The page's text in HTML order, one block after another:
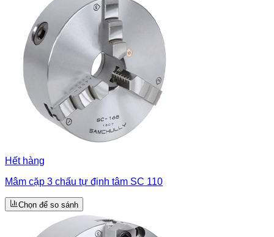
Hết hàng
Mâm cặp 3 chấu tự định tâm SC 110
Chọn để so sánh